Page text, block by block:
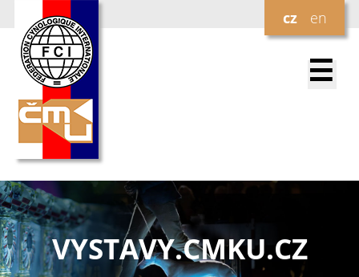
cz en
☰
VYSTAVY.CMKU.CZ